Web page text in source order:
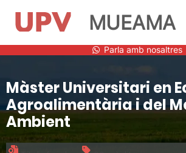
MUEAMA
Parla amb nosaltres
Màster Universitari en
Agroalimentària i del
Ambient